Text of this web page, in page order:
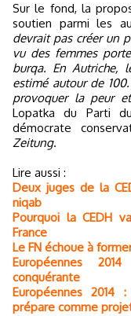
Sur le fond, la
soutien parmi les
devrait pas créer un
vu des femmes
burqa. En Autriche,
estimé autour de
provoquer la peur
Lopatka du Parti
démocrate
Zeitung.
Lire aussi :
Deux juges de la
niqab
Pourquoi la CEDH
France
Le FN échoue à
Européennes
conquérante
Européennes
prépare comme